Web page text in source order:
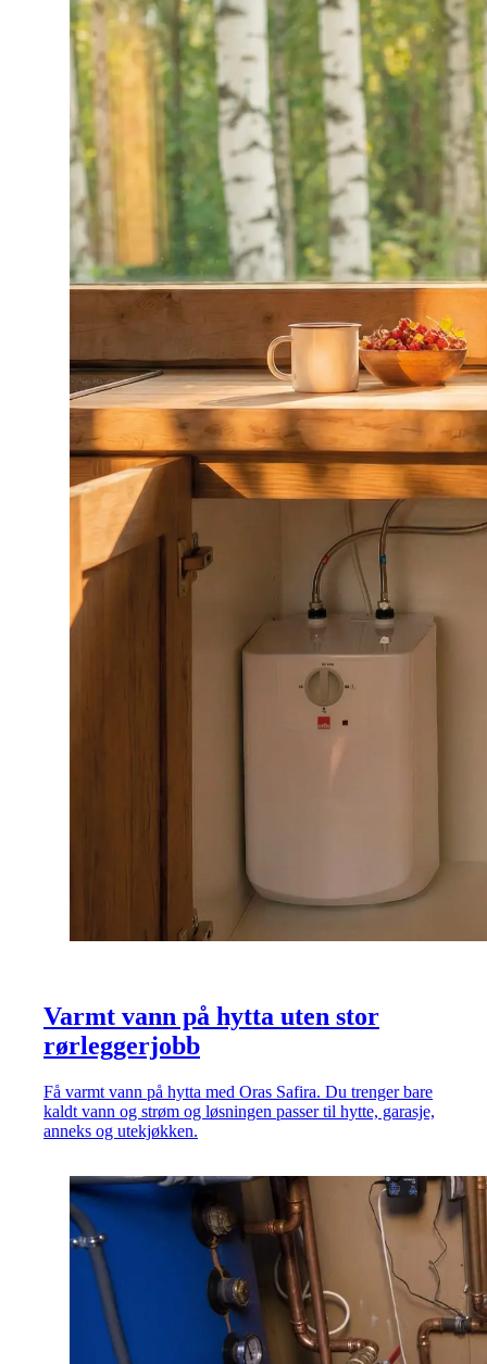
Baderomsinspirasjon
høsten 2026: Nyheter til
badet
Se baderomsinspirasjon for høsten 2026 og
oppdag nyheter til badet. Få ideer til moderne bad,
baderomsmøbler, servantkraner, toaletter og
dusjløsninger.
Varmt vann på hytta uten stor
rørleggerjobb
Få varmt vann på hytta med Oras Safira. Du trenger bare
kaldt vann og strøm og løsningen passer til hytte, garasje,
anneks og utekjøkken.